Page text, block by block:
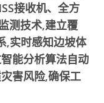
接收机、全方
测技术,建立覆
,实时感知边坡体
能分析算法自动
害风险,确保工